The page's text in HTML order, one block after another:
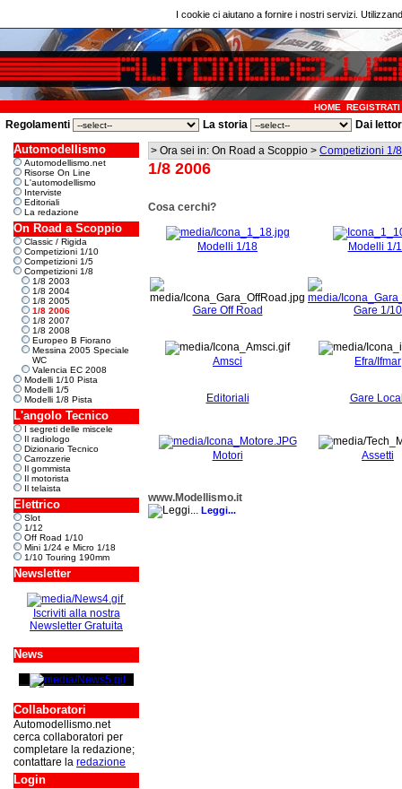
I cookie ci aiutano a fornire i nostri servizi.
HOME REGISTRATI
Regolamenti La storia Dai
Automodellismo
Automodellismo.net
Risorse On Line
L'automodellismo
Interviste
Editoriali
La redazione
On Road a Scoppio
Classic / Rigida
Competizioni 1/10
Competizioni 1/5
Competizioni 1/8
1/8 2003
1/8 2004
1/8 2005
1/8 2006
1/8 2007
1/8 2008
Europeo B Fiorano
Messina 2005 Speciale
WC
Valencia EC 2008
Modelli 1/10 Pista
Modelli 1/5
Modelli 1/8 Pista
L'angolo Tecnico
I segreti delle miscele
Il radiologo
Dizionario Tecnico
Carrozzerie
Il gommista
Il motorista
Il telaista
Elettrico
Slot
1/12
Off Road 1/10
Mini 1/24 e Micro 1/18
1/10 Touring 190mm
Newsletter
Iscriviti alla nostra
Newsletter Gratuita
News
Collaboratori
Automodellismo.net
cerca collaboratori per
completare la redazione;
contattare la redazione
Login
> Ora sei in: On Road a Scoppio > Competizioni 1/8
1/8 2006
Cosa cerchi?
Modelli 1/18 Modelli 1/
Gare Off Road Gare 1/10
Amsci Efra/Ifmar
Editoriali Gare
Motori Assetti
www.Modellismo.it
Leggi...